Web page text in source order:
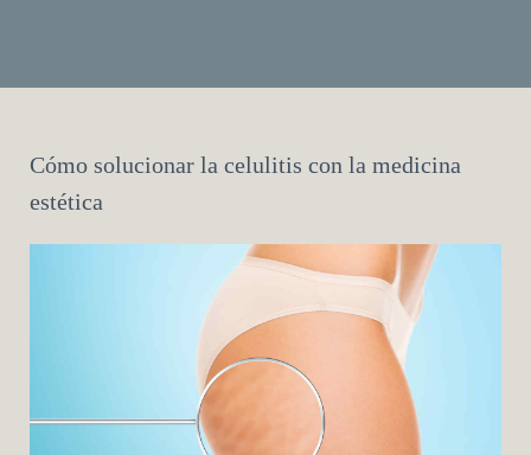
Cómo solucionar la celulitis con la medicina
estética